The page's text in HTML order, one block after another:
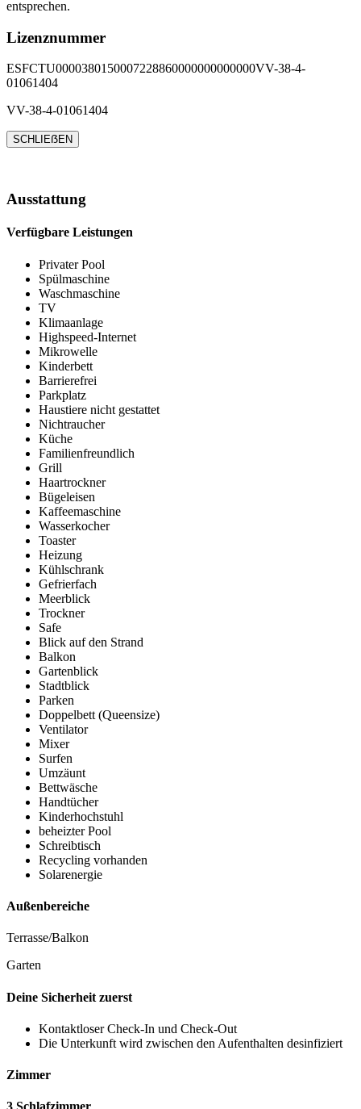
entsprechen.
Lizenznummer
ESFCTU0000380150007228860000000000000VV-38-4-
01061404
VV-38-4-01061404
SCHLIEẞEN
Ausstattung
Verfügbare Leistungen
Privater Pool
Spülmaschine
Waschmaschine
TV
Klimaanlage
Highspeed-Internet
Mikrowelle
Kinderbett
Barrierefrei
Parkplatz
Haustiere nicht gestattet
Nichtraucher
Küche
Familienfreundlich
Grill
Haartrockner
Bügeleisen
Kaffeemaschine
Wasserkocher
Toaster
Heizung
Kühlschrank
Gefrierfach
Meerblick
Trockner
Safe
Blick auf den Strand
Balkon
Gartenblick
Stadtblick
Parken
Doppelbett (Queensize)
Ventilator
Mixer
Surfen
Umzäunt
Bettwäsche
Handtücher
Kinderhochstuhl
beheizter Pool
Schreibtisch
Recycling vorhanden
Solarenergie
Außenbereiche
Terrasse/Balkon
Garten
Deine Sicherheit zuerst
Kontaktloser Check-In und Check-Out
Die Unterkunft wird zwischen den Aufenthalten desinfiziert
Zimmer